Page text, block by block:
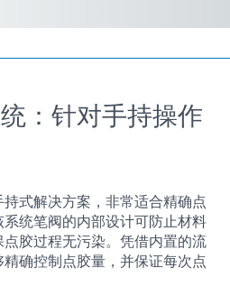
：针对手持操作
式解决方案，非常适合精确点
统笔阀的内部设计可防止材料
胶过程无污染。凭借内置的流
确控制点胶量，并保证每次点